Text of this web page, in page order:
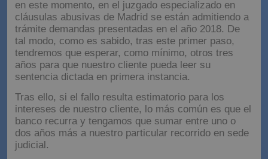
en este momento, en el juzgado especializado en
cláusulas abusivas de Madrid se están admitiendo a
trámite demandas presentadas en el año 2018. De
tal modo, como es sabido, tras este primer paso,
tendremos que esperar, como mínimo, otros tres
años para que nuestro cliente pueda leer su
sentencia dictada en primera instancia.
Tras ello, si el fallo resulta estimatorio para los
intereses de nuestro cliente, lo más común es que el
banco recurra y tengamos que sumar entre uno o
dos años más a nuestro particular recorrido en sede
judicial.